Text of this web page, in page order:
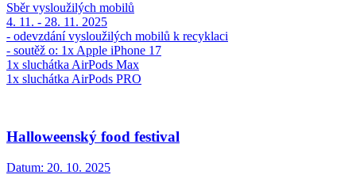
Sběr vysloužilých mobilů
4. 11. - 28. 11. 2025
- odevzdání vysloužilých mobilů k recyklaci
- soutěž o: 1x Apple iPhone 17
1x sluchátka AirPods Max
1x sluchátka AirPods PRO
Halloweenský food festival
Datum: 20. 10. 2025